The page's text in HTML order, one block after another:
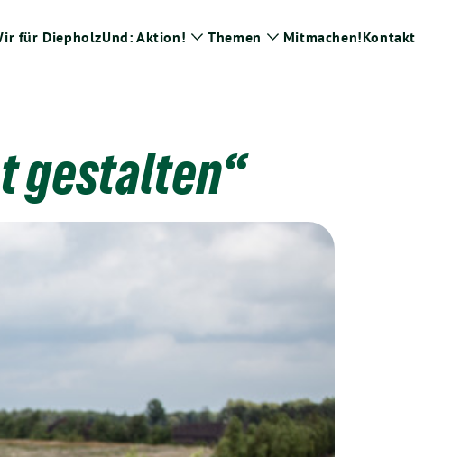
für DiepholzUnd: Aktion!
Zeige
Themen
Zeige
Mitmachen!Kontakt
gestalten“